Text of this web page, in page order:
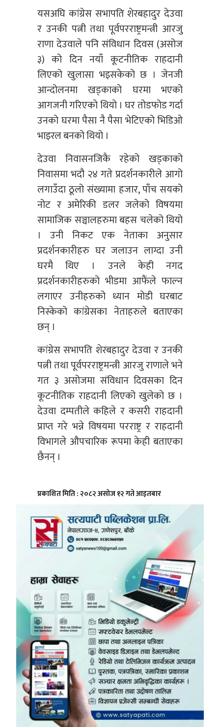
यसअघि कांग्रेस सभापति शेरबहादुर देउवा
र उनकी पत्नी तथा पूर्वपरराष्ट्रमन्त्री आरजु
राणा देउवाले पनि संविधान दिवस (असोज
३) को दिन नयाँ कूटनीतिक राहदानी
लिएको खुलासा भइसकेको छ । जेनजी
आन्दोलनमा खड्काको घरमा भएको
आगजनी गरिएको थियो । घर तोडफोड गर्दा
उनको घरमा पैसा नै पैसा भेटिएको भिडिओ
भाइरल बनको थियो ।
देउवा निवासनजिकै रहेको खड्काको
निवासमा भदौ २४ गते प्रदर्शनकारीले आगो
लगाउँदा ठूलो संख्यामा हजार, पाँच सयको
नोट र अमेरिकी डलर जलेको विषयमा
सामाजिक सञ्चालहरुमा बहस चलेको थियो
। उनी निकट एक नेताका अनुसार
प्रदर्शनकारीहरु घर जलाउन लाग्दा उनी
घरमै थिए । उनले केही नगद
प्रदर्शनकारीहरुको भीडमा आफैंले फाल्न
लगाएर उनीहरुको ध्यान मोडी घरबाट
निस्केको कांग्रेसका नेताहरुले बताएका
छन् ।
कांग्रेस सभापति शेरबहादुर देउवा र उनकी
पत्नी तथा पूर्वपरराष्ट्रमन्त्री आरजु राणाले भने
गत ३ असोजमा संविधान दिवसका दिन
कूटनीतिक राहदानी लिएको खुलेको छ ।
देउवा दम्पतीले कहिले र कसरी राहदानी
प्राप्त गरे भन्ने विषयमा परराष्ट्र र राहदानी
विभागले औपचारिक रूपमा केही बताएका
छैनन् ।
प्रकाशित मिति : २०८२ असोज १२ गते आइतबार